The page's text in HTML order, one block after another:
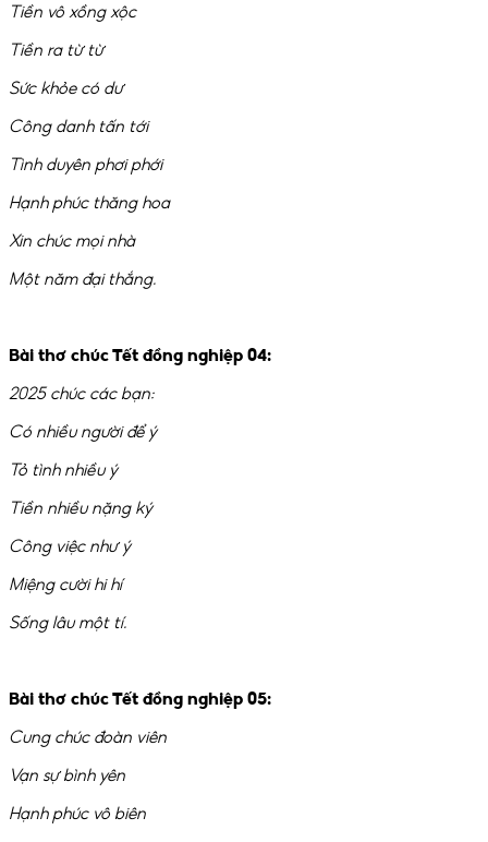
Tiền vô xồng xộc
Tiền ra từ từ
Sức khỏe có dư
Công danh tấn tới
Tình duyên phơi phới
Hạnh phúc thăng hoa
Xin chúc mọi nhà
Một năm đại thắng.
Bài thơ chúc Tết đồng nghiệp 04:
2025 chúc các bạn:
Có nhiều người để ý
Tỏ tình nhiều ý
Tiền nhiều nặng ký
Công việc như ý
Miệng cười hi hí
Sống lâu một tí.
Bài thơ chúc Tết đồng nghiệp 05:
Cung chúc đoàn viên
Vạn sự bình yên
Hạnh phúc vô biên